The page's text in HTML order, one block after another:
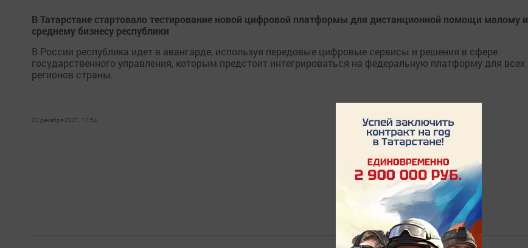
В Татарстане стартовало тестирование новой цифровой платформы для дистанционной помощи малому и
среднему бизнесу республики
В России республика идет в авангарде, используя передовые цифровые сервисы и решения в сфере
государственного управления, которым предстоит интегрироваться на федеральную платформу для всех
регионов страны.
22 декабря 2021, 11:54